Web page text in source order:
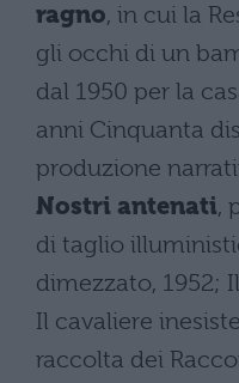
ragno, in cui la
gli occhi di un
dal 1950 per la
anni Cinquanta
produzione
Nostri antenati,
di taglio
dimezzato, 1952;
Il cavaliere
raccolta dei